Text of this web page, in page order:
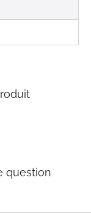
question